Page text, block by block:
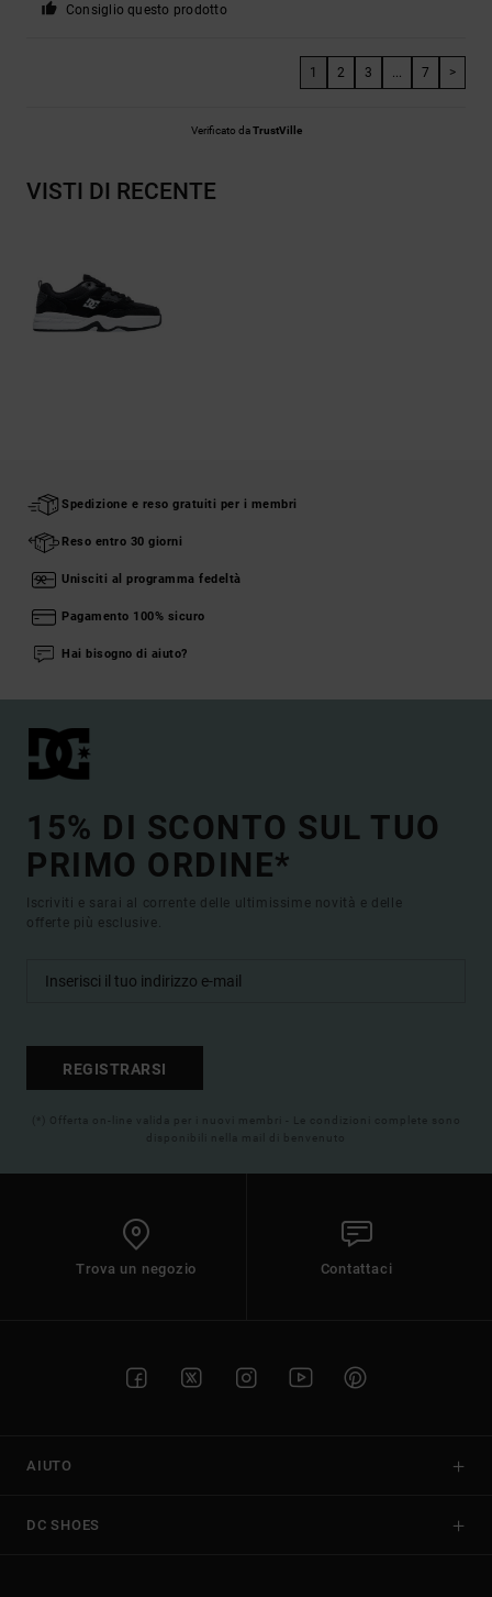
Consiglio questo prodotto
1 2 3 7 >
Verificato daTrustVille
VISTI DI RECENTE
Spedizione e reso gratuiti per i membri
Reso entro 30 giorni
Unisciti al programma fedeltà
Pagamento 100% sicuro
Hai bisogno di aiuto?
15% DI SCONTO SUL TUO
PRIMO ORDINE*
Iscriviti e sarai al corrente delle ultimissime novità e delle
offerte più esclusive.
REGISTRARSI
(*) Offerta on-line valida per i nuovi membri - Le condizioni complete sono
disponibili nella mail di benvenuto
Trova un negozio Contattaci
AIUTO
DC SHOES